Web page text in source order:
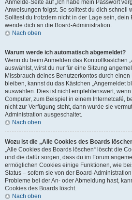
Anmelde-Seite auf „Ich habe mein Passwort
Anweisungen folgst. So solltest du dich schnell
Solltest du trotzdem nicht in der Lage sein, dein
wende dich an die Board-Administration.
Nach oben
Warum werde ich automatisch abgemeldet?
Wenn du beim Anmelden das Kontrollkästchen
auswählst, wirst du nur für eine Sitzung
Missbrauch deines Benutzerkontos durch
bleiben, kannst du das Kästchen „Angemeldet
auswählen. Dies ist nicht empfehlenswert,
Computer, zum Beispiel in einem Internetcafé,
nicht zur Verfügung steht, dann wurde sie
Administration ausgeschaltet.
Nach oben
Wozu ist die „Alle Cookies des Boards
„Alle Cookies des Boards löschen“ löscht die
und die dafür sorgen, dass du im Forum
ermöglichen Cookies einige Funktionen, wie
Status – sofern sie von der Board-
Probleme bei der An- oder Abmeldung hast,
Cookies des Boards löscht.
Nach oben